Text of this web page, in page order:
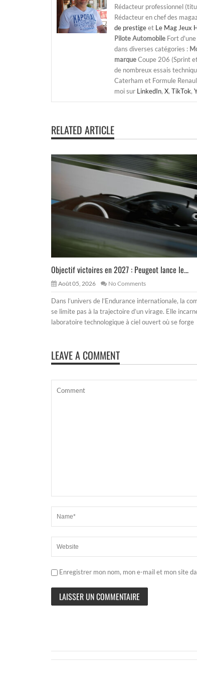
Rédacteur professionnel
Rédacteur en chef des
de prestigeet Le Mag Jeux
Pilote Automobile Fort
dans diverses catégories :
marqueCoupe 206 (Sprint
de nombreux essais
Caterham et Formule
moi sur LinkedIn, X, TikTok,
RELATED ARTICLE
Objectif victoires en 2027 : Peugeot lance le...
Août 05, 2026 No Comments
Dans l’univers de l’Endurance internationale, la
se limite pas à la trajectoire d’un virage. Elle
laboratoire technologique à ciel ouvert où se forge
LEAVE A COMMENT
Enregistrer mon nom, mon e-mail et mon site